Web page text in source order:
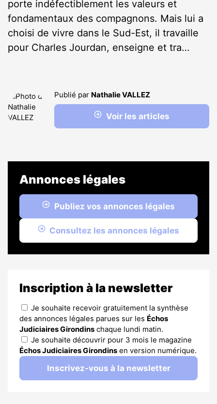
porte indéfectiblement les valeurs et
fondamentaux des compagnons. Mais lui a
choisi de vivre dans le Sud-Est, il travaille
pour Charles Jourdan, enseigne et tra…
Publié par Nathalie VALLEZ
Voir les articles
Annonces légales
Publiez vos annonces légales
Consultez les annonces légales
Inscription à la newsletter
Je souhaite recevoir gratuitement la synthèse
des annonces légales parues sur les Échos
Judiciaires Girondins chaque lundi matin.
Je souhaite découvrir pour 3 mois le magazine
Échos Judiciaires Girondins en version numérique.
Inscrivez-vous à la newsletter